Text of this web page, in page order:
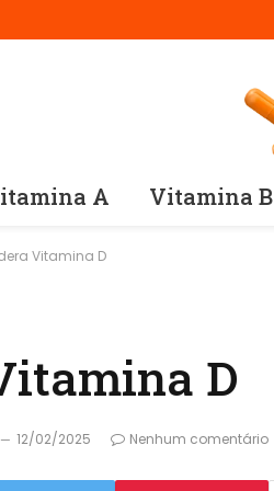
A Vitamina B
Vitamina D
D
12/02/2025 Nenhum comentário